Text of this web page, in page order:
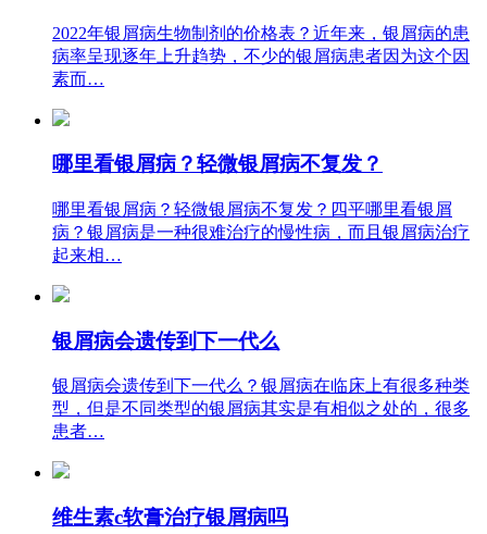
2022年银屑病生物制剂的价格表？近年来，银屑病的患
病率呈现逐年上升趋势，不少的银屑病患者因为这个因
素而…
哪里看银屑病？轻微银屑病不复发？
哪里看银屑病？轻微银屑病不复发？四平哪里看银屑
病？银屑病是一种很难治疗的慢性病，而且银屑病治疗
起来相…
银屑病会遗传到下一代么
银屑病会遗传到下一代么？银屑病在临床上有很多种类
型，但是不同类型的银屑病其实是有相似之处的，很多
患者…
维生素c软膏治疗银屑病吗